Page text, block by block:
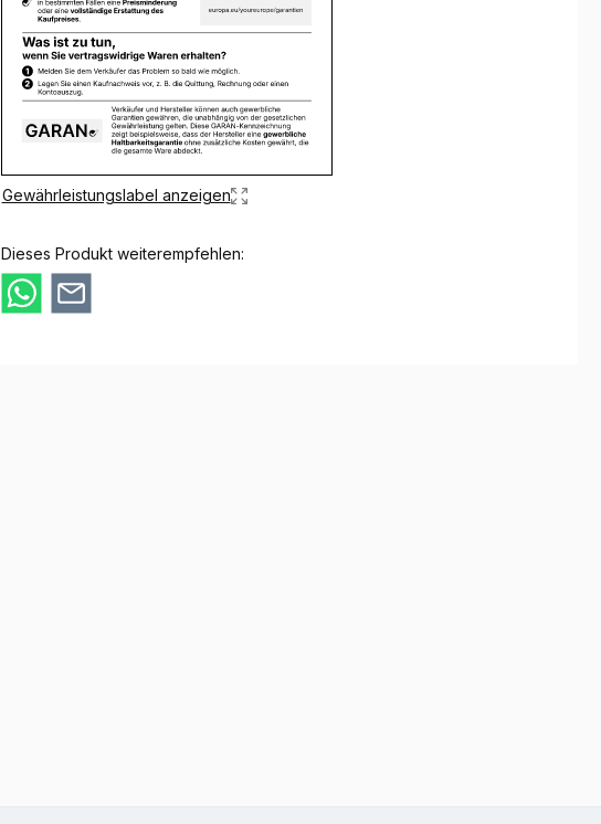
Gewährleistungslabel anzeigen
Dieses Produkt weiterempfehlen: